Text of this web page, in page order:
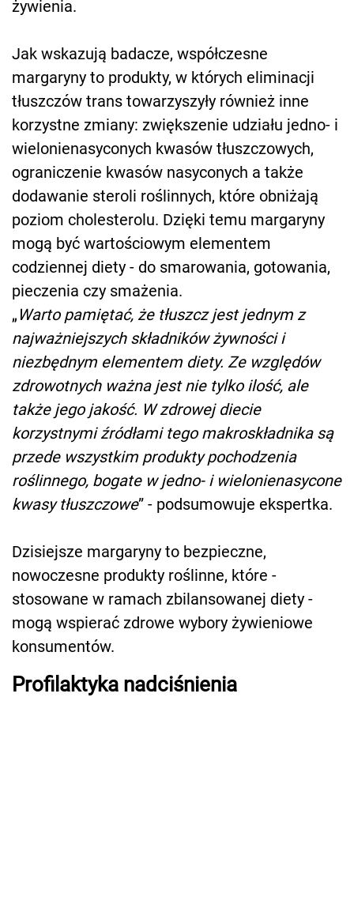
żywienia.
Jak wskazują badacze, współczesne
margaryny to produkty, w których eliminacji
tłuszczów trans towarzyszyły również inne
korzystne zmiany: zwiększenie udziału jedno- i
wielonienasyconych kwasów tłuszczowych,
ograniczenie kwasów nasyconych a także
dodawanie steroli roślinnych, które obniżają
poziom cholesterolu. Dzięki temu margaryny
mogą być wartościowym elementem
codziennej diety - do smarowania, gotowania,
pieczenia czy smażenia.
„ Warto pamiętać, że tłuszcz jest jednym z
najważniejszych składników żywności i
niezbędnym elementem diety. Ze względów
zdrowotnych ważna jest nie tylko ilość, ale
także jego jakość. W zdrowej diecie
korzystnymi źródłami tego makroskładnika są
przede wszystkim produkty pochodzenia
roślinnego, bogate w jedno- i wielonienasycone
kwasy tłuszczowe” - podsumowuje ekspertka.
Dzisiejsze margaryny to bezpieczne,
nowoczesne produkty roślinne, które -
stosowane w ramach zbilansowanej diety -
mogą wspierać zdrowe wybory żywieniowe
konsumentów.
Profilaktyka nadciśnienia